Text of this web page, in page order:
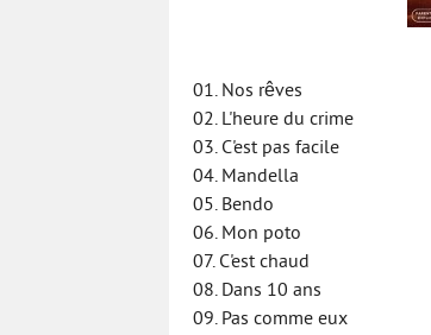
01. Nos rêves
02. L'heure du crime
03. C'est pas facile
04. Mandella
05. Bendo
06. Mon poto
07. C'est chaud
08. Dans 10 ans
09. Pas comme eux